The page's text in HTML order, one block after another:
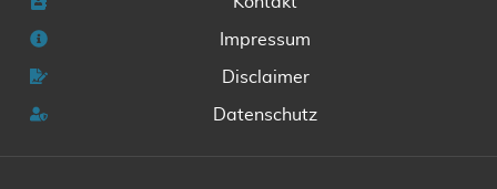
Impressum
Disclaimer
Datenschutz